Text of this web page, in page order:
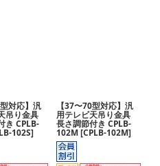
込む
対応】汎
吊り金具
き CPLB-
102S]
【37〜70型対応】汎
用テレビ天吊り金具
長さ調節付き CPLB-
102M [CPLB-102M]